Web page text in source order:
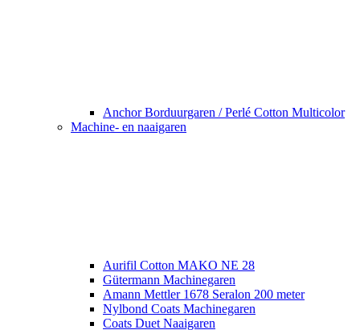
Anchor Borduurgaren / Perlé Cotton Multicolor
Machine- en naaigaren
Aurifil Cotton MAKO NE 28
Gütermann Machinegaren
Amann Mettler 1678 Seralon 200 meter
Nylbond Coats Machinegaren
Coats Duet Naaigaren